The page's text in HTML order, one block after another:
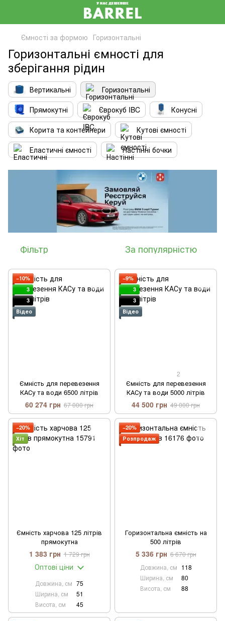
Ємності за формою Горизонтальні
Горизонтальні ємності для
зберігання рідин
Вертикальні
Горизонтальні
Прямокутні
Єврокуб IBC
Конусні
Корита та контейнери
Кутові ємності
Еластичні ємності
Настінні бочки
Фільтр За популярністю
−10%
3
3
Відео
Ємність для перевезення
КАСу та води 6500 літрів
60 274 грн 67 000 грн
−9%
3
3
Відео
2
Ємність для перевезення
КАСу та води 5000 літрів
44 500 грн 49 000 грн
−20%
Хіт
Ємність харчова 125 літрів
прямокутна
1 383 грн 1 729 грн
Оптові ціни
Довжина, см 75
Ширина, см
51
Висота, см
45
−20%
Розпродаж
Горизонтальна ємність на
500 літрів
5 336 грн 6 670 грн
Довжина, см 118
Ширина, см
80
Висота, см
88